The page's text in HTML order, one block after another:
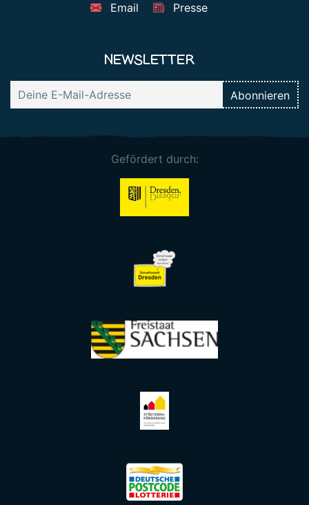
Email
Presse
NEWSLETTER
Gefördert durch: